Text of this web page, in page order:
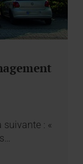
suivante : «